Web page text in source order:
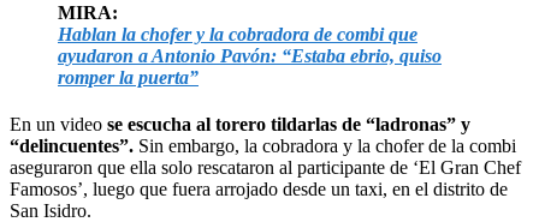
MIRA:
Hablan la chofer y la cobradora de combi que
ayudaron a Antonio Pavón: “Estaba ebrio, quiso
romper la puerta”
En un video se escucha al torero tildarlas de “ladronas” y
“delincuentes”. Sin embargo, la cobradora y la chofer de la combi
aseguraron que ella solo rescataron al participante de ‘El Gran Chef
Famosos’, luego que fuera arrojado desde un taxi, en el distrito de
San Isidro.